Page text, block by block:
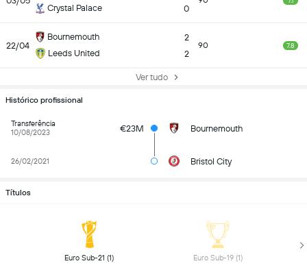
Crystal Palace 0
22/04
Bournemouth
Leeds United
2
2
90 7.8
Ver tudo
Histórico profissional
Transferência
10/08/2023
€23M Bournemouth
26/02/2021 Bristol City
Títulos
Euro Sub-21 (1)